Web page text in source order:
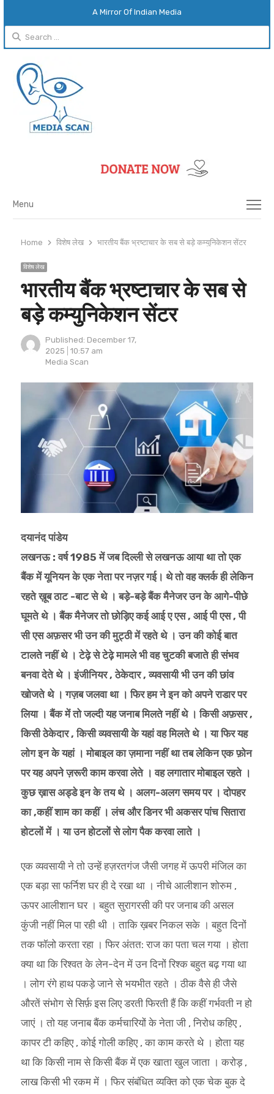
A Mirror Of Indian Media
Search
for:
Menu
Menu
Home विशेष लेख भारतीय बैंक भ्रष्टाचार के सब से बड़े कम्युनिकेशन सेंटर
विशेष लेख
भारतीय बैंक भ्रष्टाचार के सब से
बड़े कम्युनिकेशन सेंटर
Published: December 17,
2025
10:57 am
Author
Media Scan
दयानंद पांडेय
लखनऊ : वर्ष 1985 में जब दिल्ली से लखनऊ आया था तो एक
बैंक में यूनियन के एक नेता पर नज़र गई। थे तो वह क्लर्क ही लेकिन
रहते ख़ूब ठाट -बाट से थे । बड़े-बड़े बैंक मैनेजर उन के आगे-पीछे
घूमते थे । बैंक मैनेजर तो छोड़िए कई आई ए एस , आई पी एस , पी
सी एस अफ़सर भी उन की मुट्ठी में रहते थे । उन की कोई बात
टालते नहीं थे । टेढ़े से टेढ़े मामले भी वह चुटकी बजाते ही संभव
बनवा देते थे । इंजीनियर , ठेकेदार , व्यवसायी भी उन की छांव
खोजते थे । गज़ब जलवा था । फिर हम ने इन को अपने राडार पर
लिया । बैंक में तो जल्दी यह जनाब मिलते नहीं थे । किसी अफ़सर ,
किसी ठेकेदार , किसी व्यवसायी के यहां वह मिलते थे । या फिर यह
लोग इन के यहां । मोबाइल का ज़माना नहीं था तब लेकिन एक फ़ोन
पर यह अपने ज़रूरी काम करवा लेते । वह लगातार मोबाइल रहते ।
कुछ ख़ास अड्डे इन के तय थे । अलग-अलग समय पर । दोपहर
का ,कहीं शाम का कहीं । लंच और डिनर भी अकसर पांच सितारा
होटलों में । या उन होटलों से लोग पैक करवा लाते ।
एक व्यवसायी ने तो उन्हें हज़रतगंज जैसी जगह में ऊपरी मंजिल का
एक बड़ा सा फर्निश घर ही दे रखा था । नीचे आलीशान शोरुम ,
ऊपर आलीशान घर । बहुत सुरागरसी की पर जनाब की असल
कुंजी नहीं मिल पा रही थी । ताकि ख़बर निकल सके । बहुत दिनों
तक फॉलो करता रहा । फिर अंतत: राज का पता चल गया । होता
क्या था कि रिश्वत के लेन-देन में उन दिनों रिश्क बहुत बढ़ गया था
। लोग रंगे हाथ पकड़े जाने से भयभीत रहते । ठीक वैसे ही जैसे
औरतें संभोग से सिर्फ़ इस लिए डरती फिरती हैं कि कहीं गर्भवती न हो
जाएं । तो यह जनाब बैंक कर्मचारियों के नेता जी , निरोध कहिए ,
कापर टी कहिए , कोई गोली कहिए , का काम करते थे । होता यह
था कि किसी नाम से किसी बैंक में एक खाता खुल जाता । करोड़ ,
लाख किसी भी रकम में । फिर संबंधित व्यक्ति को एक चेक बुक दे